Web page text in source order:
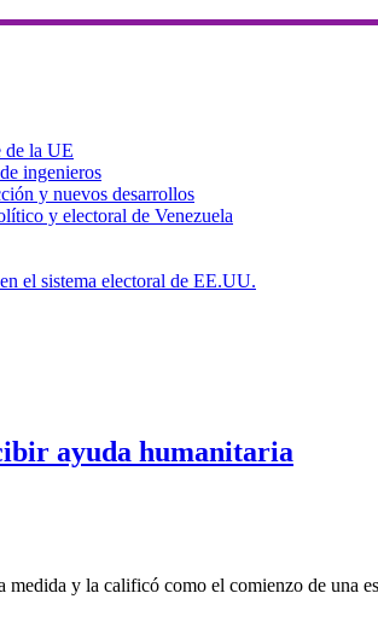
de la UE
ingenieros
y nuevos desarrollos
y electoral de Venezuela
el sistema electoral de EE.UU.
ayuda humanitaria
y la calificó como el comienzo de una